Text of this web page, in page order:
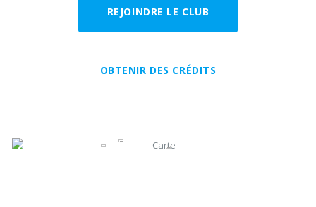
REJOINDRE LE CLUB
OBTENIR DES CRÉDITS